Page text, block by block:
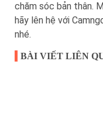
chăm sóc bản thân.
hãy lên hệ với
nhé.
BÀI VIẾT LIÊN